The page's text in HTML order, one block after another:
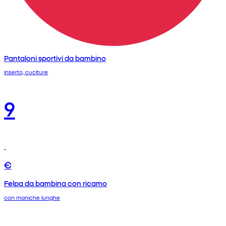
Pantaloni sportivi da bambino
inserto, cuciture
9
€
Felpa da bambina con ricamo
con maniche lunghe